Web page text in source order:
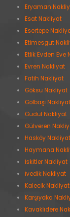
Eryaman
Esat Nakliyat
Esertepe
Etimesgut
Etlik Evden Eve
Evren Nakliyat
Fatih Nakliyat
Göksu Nakliyat
Gölbaşı Nakliyat
Güdül Nakliyat
Gülveren
Hasköy Nakliyat
Haymana
İskitler Nakliyat
İvedik Nakliyat
Kalecik Nakliyat
Karşıyaka
Kavaklıdere